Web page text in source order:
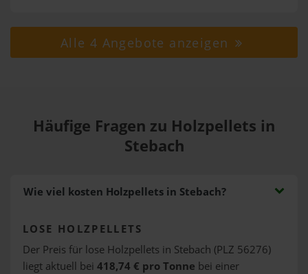
Alle 4 Angebote anzeigen
Häufige Fragen zu Holzpellets in
Stebach
Wie viel kosten Holzpellets in Stebach?
LOSE HOLZPELLETS
Der Preis für lose Holzpellets in Stebach (PLZ 56276)
liegt aktuell bei 418,74 € pro Tonne bei einer